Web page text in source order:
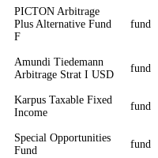
PICTON Arbitrage
Plus Alternative Fund
F
fund
Amundi Tiedemann
Arbitrage Strat I USD
fund
Karpus Taxable Fixed
Income
fund
Special Opportunities
Fund
fund